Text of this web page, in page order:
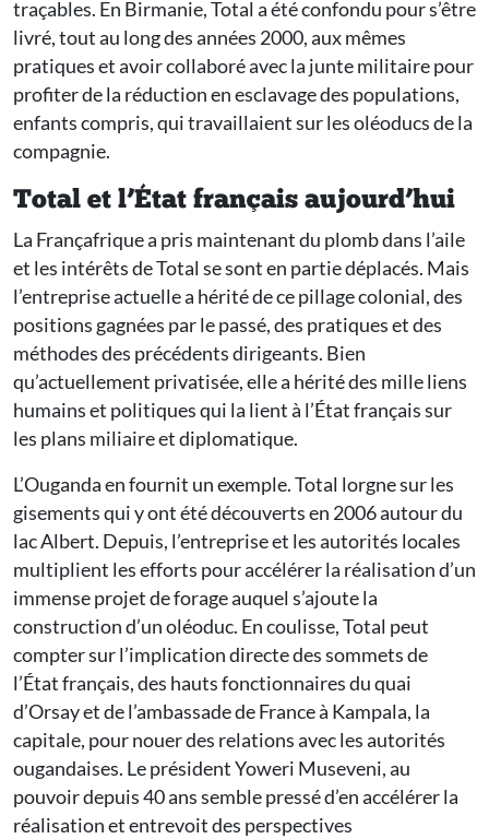
traçables. En Birmanie, Total a été confondu pour s’être
livré, tout au long des années 2000, aux mêmes
pratiques et avoir collaboré avec la junte militaire pour
profiter de la réduction en esclavage des populations,
enfants compris, qui travaillaient sur les oléoducs de la
compagnie.
Total et l’État français aujourd’hui
La Françafrique a pris maintenant du plomb dans l’aile
et les intérêts de Total se sont en partie déplacés. Mais
l’entreprise actuelle a hérité de ce pillage colonial, des
positions gagnées par le passé, des pratiques et des
méthodes des précédents dirigeants. Bien
qu’actuellement privatisée, elle a hérité des mille liens
humains et politiques qui la lient à l’État français sur
les plans miliaire et diplomatique.
L’Ouganda en fournit un exemple. Total lorgne sur les
gisements qui y ont été découverts en 2006 autour du
lac Albert. Depuis, l’entreprise et les autorités locales
multiplient les efforts pour accélérer la réalisation d’un
immense projet de forage auquel s’ajoute la
construction d’un oléoduc. En coulisse, Total peut
compter sur l’implication directe des sommets de
l’État français, des hauts fonctionnaires du quai
d’Orsay et de l’ambassade de France à Kampala, la
capitale, pour nouer des relations avec les autorités
ougandaises. Le président Yoweri Museveni, au
pouvoir depuis 40 ans semble pressé d’en accélérer la
réalisation et entrevoit des perspectives